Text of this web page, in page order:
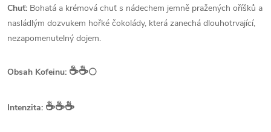
Chuť: Bohatá a krémová chuť s nádechem jemně pražených oříšků a
nasládlým dozvukem hořké čokolády, která zanechá dlouhotrvající,
nezapomenutelný dojem.
Obsah Kofeinu: ☕️☕️⚪
Intenzita: ☕️☕️☕️